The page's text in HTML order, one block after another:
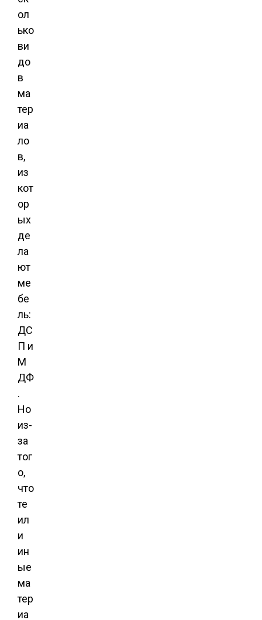
ол
ько
ви
до
в
ма
тер
иа
ло
в,
из
кот
ор
ых
де
ла
ют
ме
бе
ль:
ДС
П и
М
ДФ
.
Но
из-
за
тог
о,
что
те
ил
и
ин
ые
ма
тер
иа